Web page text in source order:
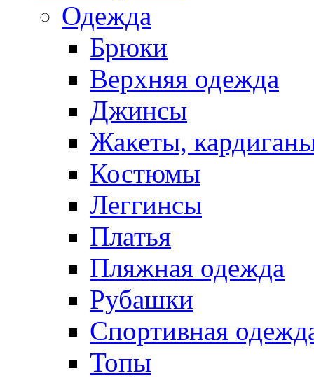
Одежда
Брюки
Верхняя одежда
Джинсы
Жакеты,
Костюмы
Леггинсы
Платья
Пляжная одежда
Рубашки
Спортивная
Топы